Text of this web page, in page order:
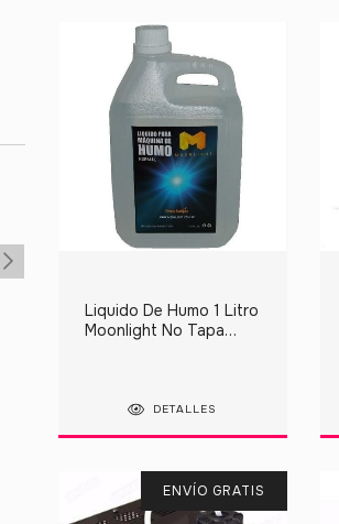
Liquido De Humo 1 Litro
Moonlight No Tapa
DETALLES
ENVÍO GRATIS